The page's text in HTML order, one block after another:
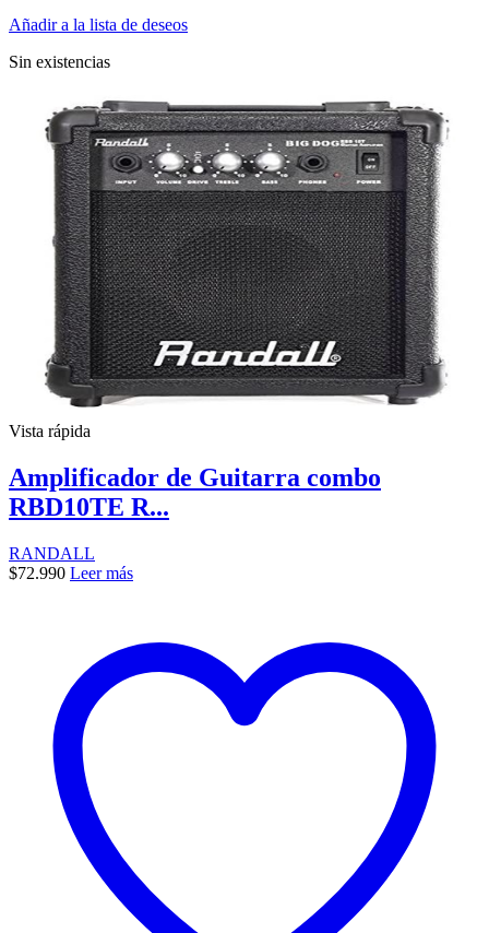
Añadir a la lista de deseos
Sin existencias
Vista rápida
Amplificador de Guitarra combo
RBD10TE R...
RANDALL
$72.990 Leer más